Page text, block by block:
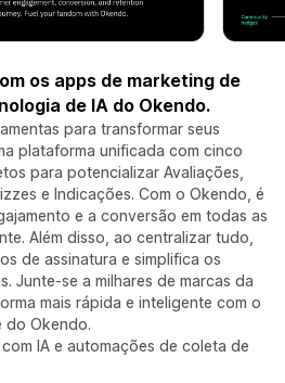
os apps de marketing de
de IA do Okendo.
para transformar seus
plataforma unificada com cinco
para potencializar Avaliações,
e Indicações. Com o Okendo, é
e a conversão em todas as
Além disso, ao centralizar tudo,
de assinatura e simplifica os
Junte-se a milhares de marcas da
mais rápida e inteligente com o
do Okendo.
IA e automações de coleta de